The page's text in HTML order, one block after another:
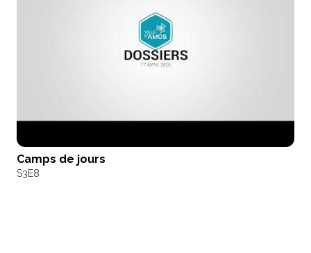
Camps de jours
S3E8